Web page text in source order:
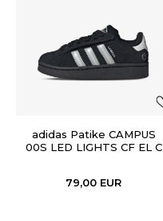
adidas Patike CAMPUS
00S LED LIGHTS CF EL C
79,00 EUR